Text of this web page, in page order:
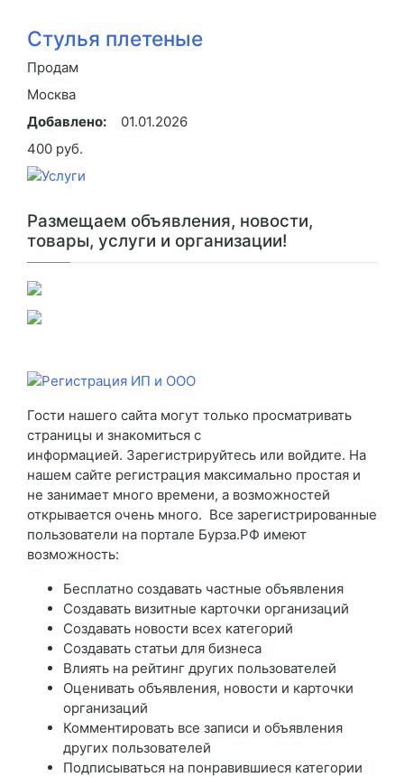
Стулья плетеные
Продам
Москва
Добавлено:
01.01.2026
400 руб.
Размещаем объявления, новости,
товары, услуги и организации!
Гости нашего сайта могут только просматривать
страницы и знакомиться с
информацией. Зарегистрируйтесь или войдите. На
нашем сайте регистрация максимально простая и
не занимает много времени, а возможностей
открывается очень много. Все зарегистрированные
пользователи на портале Бурза.РФ имеют
возможность:
Бесплатно создавать частные объявления
Создавать визитные карточки организаций
Создавать новости всех категорий
Создавать статьи для бизнеса
Влиять на рейтинг других пользователей
Оценивать объявления, новости и карточки
организаций
Комментировать все записи и объявления
других пользователей
Подписываться на понравившиеся категории